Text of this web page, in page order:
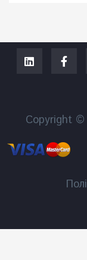
Copyright ©